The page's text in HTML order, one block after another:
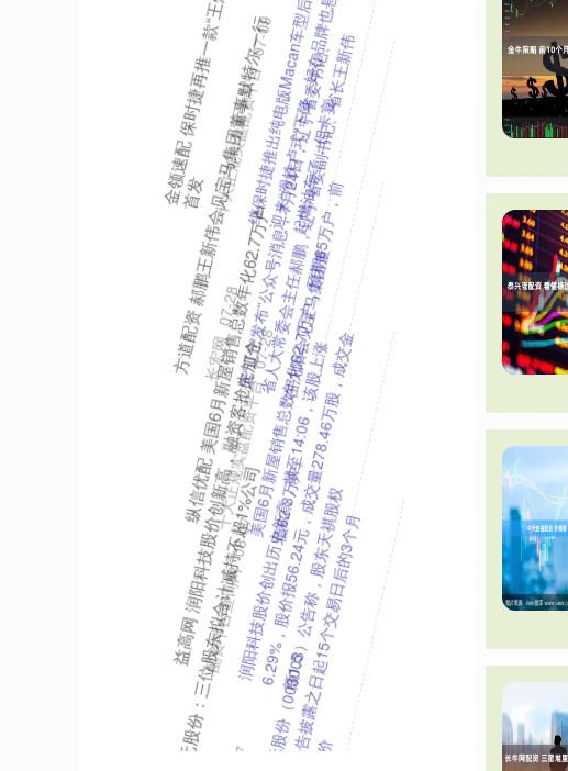
南方财经7月29日电，张小泉7月29日公告，公司间接
控股股东富春控股集团、控股股东张小泉集团等69家公
司被裁定进行实质合
翻翻配资 浙江上虞农村商业银行股份有限公司违规
被罚款50.88万元
十大正规实盘配资平台
07-17
2025月7日，国家外汇管理局绍兴市分局公布绍外管罚
〔2025〕1号行政处罚，对浙江上虞农村商业银行股份
有限公司给予警告
天载配资 8月7日洽洽转债上涨0.22%，转股溢价率
十大正规实盘配资平台
08-09
本站消息，8月7日洽洽转债收盘上涨0.22%，报117.58
元/张，成交额2665.85万元，转股溢价率188.24%。
万隆优配 兴业消金 2025 不良处置 401.06 亿元 助贷
新规下线上业务扩张存疑
配资平台查询网
01-05
作者｜睿研金融 编辑｜MAX 来源｜蓝筹企业评论 近
日，兴业消费金融股份公司（以下简称“兴业消金”）不
良资产处置单笔项目
十大正规实盘配资平台
09-29
主题为“共享创新 共塑未来：构建开放合作的全球科技
共同体”的2025浦江创新论坛9月20日至22日在上海举
办。本届论坛继